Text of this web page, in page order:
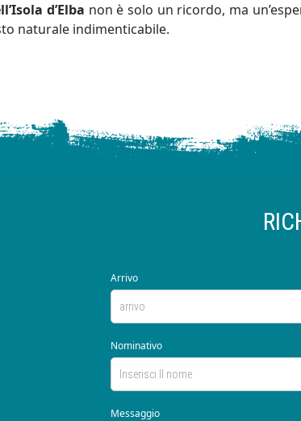
d’Elba non è solo un ricordo, ma
naturale indimenticabile.
Arrivo
Nominativo
Messaggio